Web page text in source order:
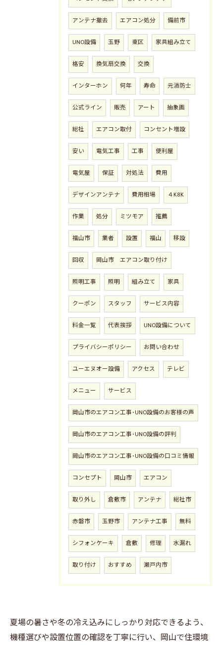
アンテナ撤去 エアコン処分 備前市
UNO設備 玉野 東区 家具組み立て
格安 換気扇交換 交換
インターホン 何年 寿命 元消防士
公式ライン 販売 アート 抽象画
総社 エアコン取付 コンセント増設
安い 電気工事 工事 便利屋
電気屋 保証 対処法 費用
デザインアンテナ 費用相場 ４K8K
作業 処分 ミツモア 推薦
福山市 業者 設置 福山 移設
回収 岡山市 エアコン取り付け
照明工事 照明 組み立て 家具
クーポン スタッフ サービス内容
料金一覧 代表挨拶 UNO設備について
プライバシーポリシー お問い合わせ
ユーエヌオー設備 アクセス テレビ
メニュー サービス
岡山市のエアコン工事･UNO設備のお客様の声
岡山市のエアコン工事･UNO設備の評判
岡山市のエアコン工事･UNO設備の口コミ情報
コンセプト 岡山市 エアコン
取り外し 倉敷市 アンテナ 総社市
赤磐市 玉野市 アンテナ工事 無料
シフォンケーキ 倉敷 修理 水漏れ
取り付け おすすめ 瀬戸内市
夏場の暑さや冬の冷え込みにしっかり対応できるよう、
機種選びや設置位置の確認を丁寧に行い、岡山で住環境
お問い合わせはこちら